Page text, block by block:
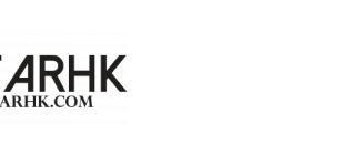
Star
HK